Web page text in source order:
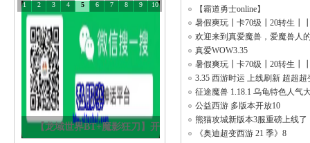
»
【龙域世界BT+魔影狂刀】开
1 2 3 4 5 6 7 8 9 10
【霸道勇士online】
暑假爽玩┃卡70级┃20转生
变单刷┃┃
欢迎来到真爱魔兽，爱魔兽人
好选择
真爱WOW3.35
暑假爽玩┃卡70级┃20转生
变单刷┃┃
3.35 西游时运 上线刷新 超超超
急速0.00
征途魔兽 1.18.1 乌龟特色人气
｜经典 6
公益西游 多版本开放10
熊猫攻城新版本3服重磅上线了
量福利、
《奥迪超变西游 21 季》8